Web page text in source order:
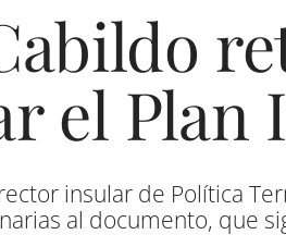
el Plan
insular de Política
al documento, que